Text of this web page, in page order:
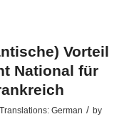
Vorteil
National für
Translations: German / by